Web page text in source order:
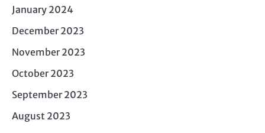
January 2024
December 2023
November 2023
October 2023
September 2023
August 2023